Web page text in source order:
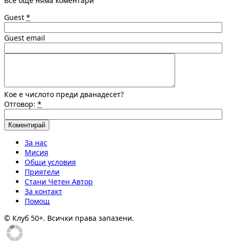
Guest *
Guest email
Кое е числото преди дванадесет?
Отговор: *
За нас
Мисия
Общи условия
Приятели
Стани Четен Автор
За контакт
Помощ
© Клуб 50+. Всички права запазени.